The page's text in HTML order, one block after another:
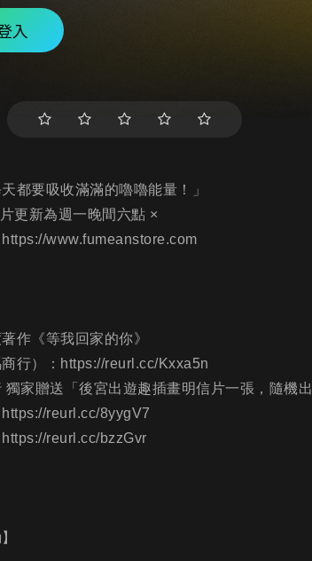
入
都要吸收滿滿的嚕嚕能量！」
更新為週一晚間六點 ×
https://www.fumeanstore.com
作《等我回家的你》
行）：https://reurl.cc/Kxxa5n
獨家贈送「後宮出遊趣插畫明信片一張，隨機
reurl.cc/8yygV7
reurl.cc/bzzGvr